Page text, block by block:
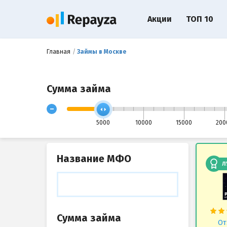
Главная Займы в Москве
Сумма займа
-
5000 10000 15000
Название МФО
Сумма займа
Акции ТОП 10